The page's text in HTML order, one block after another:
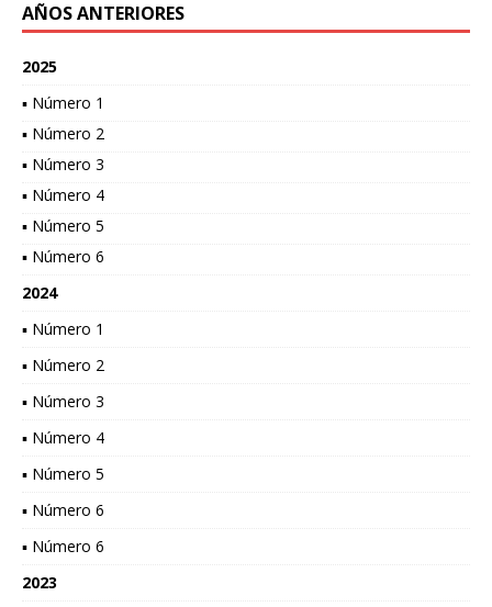
AÑOS ANTERIORES
2025
▪ Número 1
▪ Número 2
▪ Número 3
▪ Número 4
▪ Número 5
▪ Número 6
2024
▪ Número 1
▪ Número 2
▪ Número 3
▪ Número 4
▪ Número 5
▪ Número 6
▪ Número 6
2023